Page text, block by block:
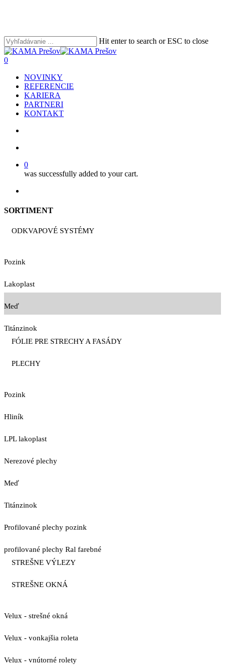
content
Hit enter to search or ESC to close
Close
Search
search
account
0
NOVINKY
REFERENCIE
KARIERA
PARTNERI
KONTAKT
0
was successfully added to your cart.
SORTIMENT
ODKVAPOVÉ SYSTÉMY
Pozink
Lakoplast
Meď
Titánzinok
FÓLIE PRE STRECHY A FASÁDY
PLECHY
Pozink
Hliník
LPL lakoplast
Nerezové plechy
Meď
Titánzinok
Profilované plechy pozink
profilované plechy Ral farebné
STREŠNE VÝLEZY
STREŠNE OKNÁ
Velux - strešné okná
Velux - vonkajšia roleta
Velux - vnútorné rolety